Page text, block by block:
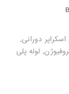
, اسکراپر دورانی,
, لوله پلی